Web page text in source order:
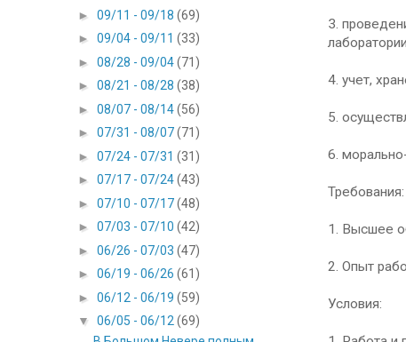
3.
4. учет,
5.
6.
Требования:
1. Высшее
2. Опыт
Условия:
► 09/11 - 09/18 (69)
► 09/04 - 09/11 (33)
► 08/28 - 09/04(71)
► 08/21 - 08/28 (38)
► 08/07 - 08/14(56)
► 07/31 - 08/07(71)
► 07/24 - 07/31 (31)
► 07/17 - 07/24(43)
► 07/10 - 07/17(48)
► 07/03 - 07/10 (42)
► 06/26 - 07/03 (47)
► 06/19 - 06/26 (61)
► 06/12 - 06/19 (59)
▼ 06/05 - 06/12 (69)